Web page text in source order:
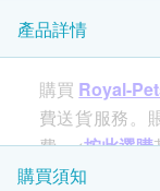
產品詳情
購買 Royal-
費送貨服務。
費。<按此選購
購買須知